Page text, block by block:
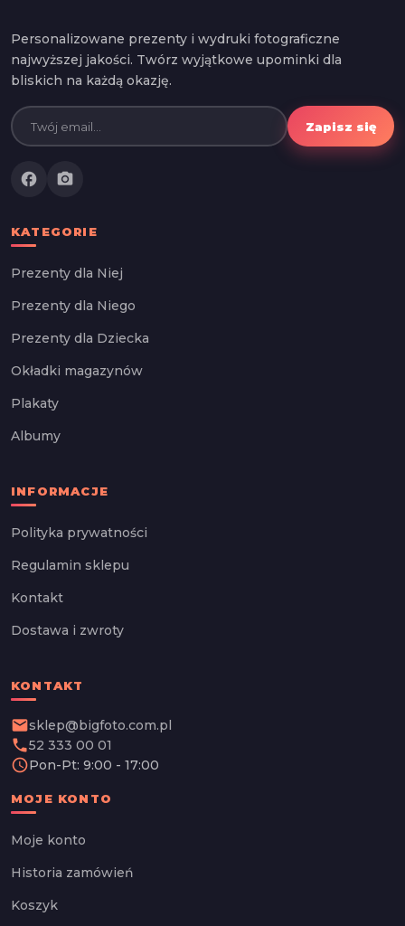
Personalizowane prezenty i wydruki fotograficzne
najwyższej jakości. Twórz wyjątkowe upominki dla
bliskich na każdą okazję.
Zapisz się
facebook photo_camera
KATEGORIE
Prezenty dla Niej
Prezenty dla Niego
Prezenty dla Dziecka
Okładki magazynów
Plakaty
Albumy
INFORMACJE
Polityka prywatności
Regulamin sklepu
Kontakt
Dostawa i zwroty
KONTAKT
emailsklep@bigfoto.com.pl
phone52 333 00 01
schedulePon-Pt: 9:00 - 17:00
MOJE KONTO
Moje konto
Historia zamówień
Koszyk